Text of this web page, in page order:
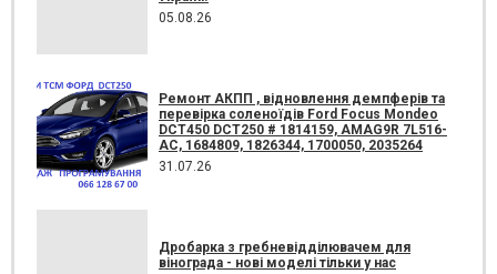
05.08.26
Ремонт АКПП , відновлення демпферів та
перевірка соленоїдів Ford Focus Mondeo
DCT450 DCT250 # 1814159, AMAG9R 7L516-
AC, 1684809, 1826344, 1700050, 2035264
31.07.26
Дробарка з гребневідділювачем для
вінограда - нові моделі тільки у нас